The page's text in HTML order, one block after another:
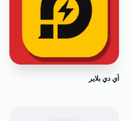
آي دي بلاير